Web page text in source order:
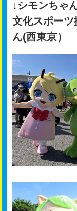
↓シモンちゃ
文化スポー
ん(西東京）